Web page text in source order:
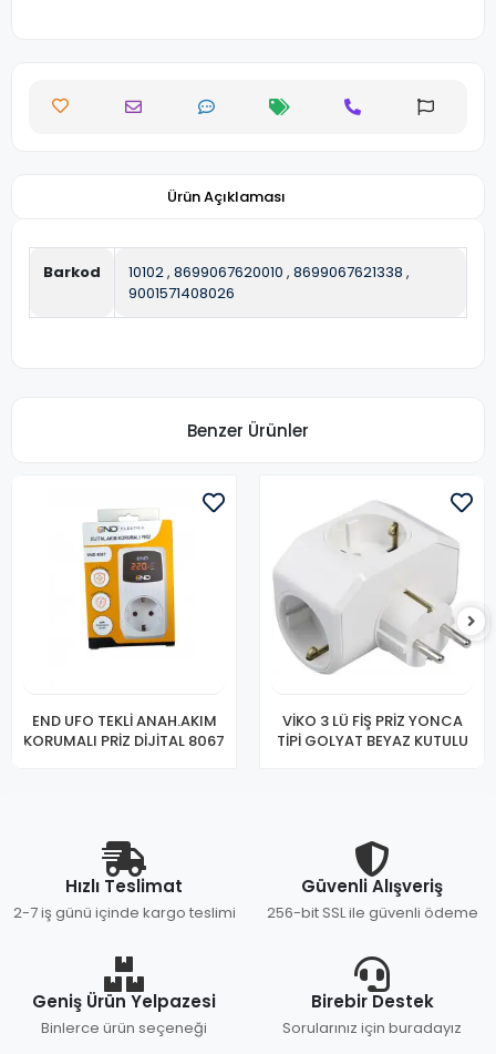
Ürün Açıklaması
Barkod 10102, 8699067620010 , 8699067621338 ,
9001571408026
Benzer Ürünler
END UFO TEKLİ ANAH.AKIM
KORUMALI PRİZ DİJİTAL 8067
VİKO 3 LÜ FİŞ PRİZ YONCA
TİPİ GOLYAT BEYAZ KUTULU
Hızlı Teslimat
2-7 iş günü içinde kargo teslimi
Güvenli Alışveriş
256-bit SSL ile güvenli ödeme
Geniş Ürün Yelpazesi
Binlerce ürün seçeneği
Birebir Destek
Sorularınız için buradayız